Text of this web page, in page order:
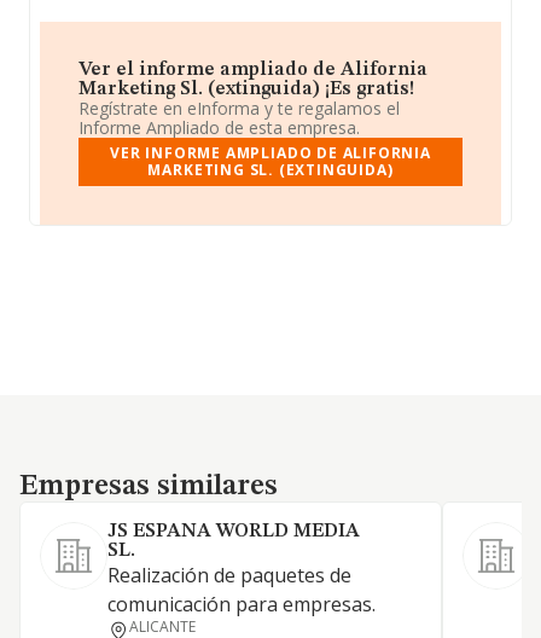
Ver el informe ampliado de Alifornia
Marketing Sl. (extinguida) ¡Es gratis!
Regístrate en eInforma y te regalamos el
Informe Ampliado de esta empresa.
VER INFORME AMPLIADO DE ALIFORNIA
MARKETING SL. (EXTINGUIDA)
Empresas similares
Empresas similares
JS ESPANA WORLD MEDIA
SL.
Realización de paquetes de
comunicación para empresas.
ALICANTE